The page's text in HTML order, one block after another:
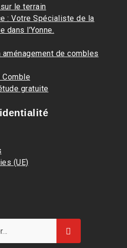
le terrain
: Votre Spécialiste de la
dans l’Yonne.
aménagement de combles
gratuite
(UE)